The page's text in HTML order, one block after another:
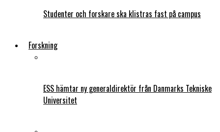
Studenter och forskare ska klistras fast på campus
Forskning
ESS hämtar ny generaldirektör från Danmarks Tekniske
Universitet